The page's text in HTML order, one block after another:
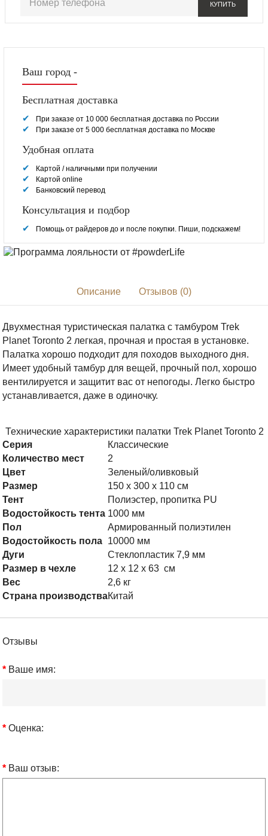
КУПИТЬ
Ваш город -
Бесплатная доставка
При заказе от 10 000 бесплатная доставка по России
При заказе от 5 000 бесплатная доставка по Москве
Удобная оплата
Картой / наличными при получении
Картой online
Банковский перевод
Консультация и подбор
Помощь от райдеров до и после покупки. Пиши, подскажем!
Описание Отзывов (0)
Двухместная туристическая палатка с тамбуром Trek
Planet Toronto 2 легкая, прочная и простая в установке.
Палатка хорошо подходит для походов выходного дня.
Имеет удобный тамбур для вещей, прочный пол, хорошо
вентилируется и защитит вас от непогоды. Легко быстро
устанавливается, даже в одиночку.
Технические характеристики палатки Trek Planet Toronto 2
Серия
Классические
Количество мест
2
Цвет
Зеленый/оливковый
Размер
150 x 300 x 110 см
Тент
Полиэстер, пропитка PU
Водостойкость тента 1000 мм
Пол
Армированный полиэтилен
Водостойкость пола 10000 мм
Дуги
Стеклопластик 7,9 мм
Размер в чехле
12 х 12 х 63 см
Вес
2,6 кг
Страна производстваКитай
Отзывы
Ваше имя:
Оценка:
Ваш отзыв: